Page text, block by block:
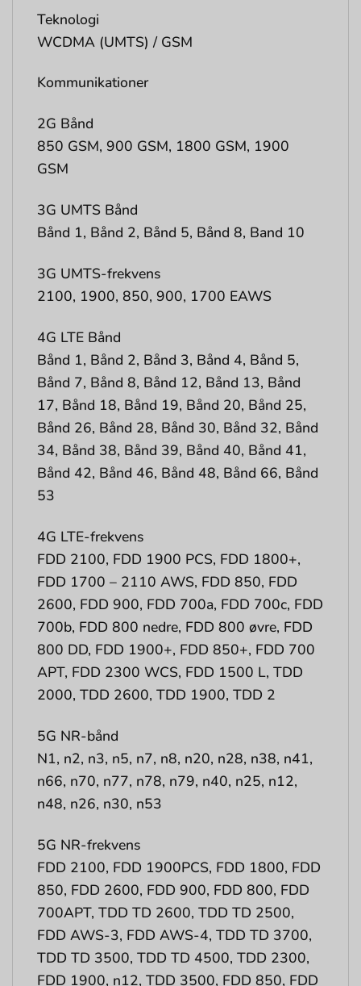
Teknologi
WCDMA (UMTS) / GSM
Kommunikationer
2G Bånd
850 GSM, 900 GSM, 1800 GSM, 1900
GSM
3G UMTS Bånd
Bånd 1, Bånd 2, Bånd 5, Bånd 8, Band 10
3G UMTS-frekvens
2100, 1900, 850, 900, 1700 EAWS
4G LTE Bånd
Bånd 1, Bånd 2, Bånd 3, Bånd 4, Bånd 5,
Bånd 7, Bånd 8, Bånd 12, Bånd 13, Bånd
17, Bånd 18, Bånd 19, Bånd 20, Bånd 25,
Bånd 26, Bånd 28, Bånd 30, Bånd 32, Bånd
34, Bånd 38, Bånd 39, Bånd 40, Bånd 41,
Bånd 42, Bånd 46, Bånd 48, Bånd 66, Bånd
53
4G LTE-frekvens
FDD 2100, FDD 1900 PCS, FDD 1800+,
FDD 1700 – 2110 AWS, FDD 850, FDD
2600, FDD 900, FDD 700a, FDD 700c, FDD
700b, FDD 800 nedre, FDD 800 øvre, FDD
800 DD, FDD 1900+, FDD 850+, FDD 700
APT, FDD 2300 WCS, FDD 1500 L, TDD
2000, TDD 2600, TDD 1900, TDD 2
5G NR-bånd
N1, n2, n3, n5, n7, n8, n20, n28, n38, n41,
n66, n70, n77, n78, n79, n40, n25, n12,
n48, n26, n30, n53
5G NR-frekvens
FDD 2100, FDD 1900PCS, FDD 1800, FDD
850, FDD 2600, FDD 900, FDD 800, FDD
700APT, TDD TD 2600, TDD TD 2500,
FDD AWS-3, FDD AWS-4, TDD TD 3700,
TDD TD 3500, TDD TD 4500, TDD 2300,
FDD 1900, n12, TDD 3500, FDD 850, FDD